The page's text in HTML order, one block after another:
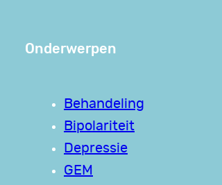
Onderwerpen
Behandeling
Bipolariteit
Depressie
GEM